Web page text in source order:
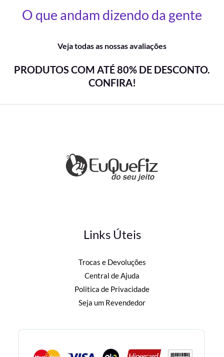
O que andam dizendo da gente
Veja todas as nossas avaliações
PRODUTOS COM ATÉ 80% DE DESCONTO.
CONFIRA!
Links Úteis
Trocas e Devoluções
Central de Ajuda
Politica de Privacidade
Seja um Revendedor